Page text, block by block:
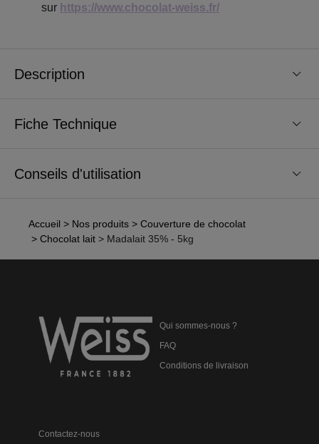
sur https://www.chocolat-weiss.fr/
Description
Fiche Technique
Conseils d'utilisation
Accueil > Nos produits > Couverture de chocolat
> Chocolat lait > Madalait 35% - 5kg
Qui sommes-nous ?
FAQ
Conditions de livraison
Contactez-nous